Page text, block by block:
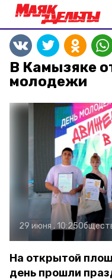
В Камызяке
молодежи
29 июня , 10:25
На открытой
день прошли